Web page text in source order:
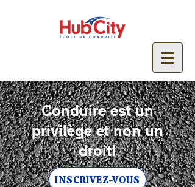
Conduire est un
privilège et non un
droit!
INSCRIVEZ-VOUS